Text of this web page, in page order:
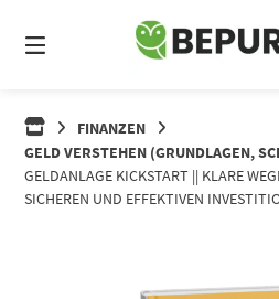
zum
Inhalt
FINANZEN
GELD VERSTEHEN (GRUNDLAGEN,
GELDANLAGE KICKSTART || KLARE
SICHEREN UND EFFEKTIVEN